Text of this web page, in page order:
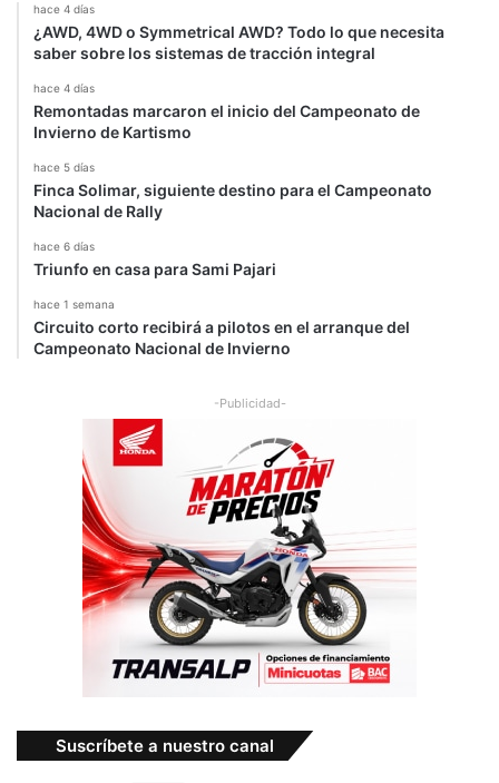
hace 4 días
¿AWD, 4WD o Symmetrical AWD? Todo lo que necesita
saber sobre los sistemas de tracción integral
hace 4 días
Remontadas marcaron el inicio del Campeonato de
Invierno de Kartismo
hace 5 días
Finca Solimar, siguiente destino para el Campeonato
Nacional de Rally
hace 6 días
Triunfo en casa para Sami Pajari
hace 1 semana
Circuito corto recibirá a pilotos en el arranque del
Campeonato Nacional de Invierno
-Publicidad-
Suscríbete a nuestro canal